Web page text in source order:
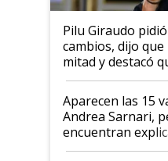
Pilu Giraudo
cambios, dijo
mitad y destacó
ser "para unos
mandato muy
nacional"
Aparecen las 15
Andrea Sarnari,
encuentran
cómo llegaron allí